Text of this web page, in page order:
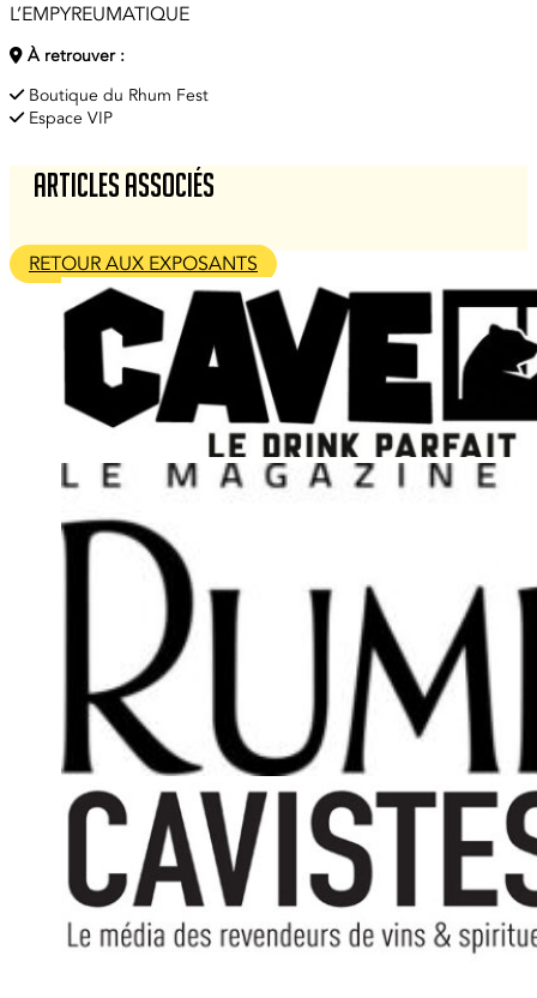
L’EMPYREUMATIQUE
À retrouver :
Boutique du Rhum Fest
Espace VIP
Articles associés
RETOUR AUX EXPOSANTS